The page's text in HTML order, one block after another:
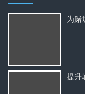
为赌
提升